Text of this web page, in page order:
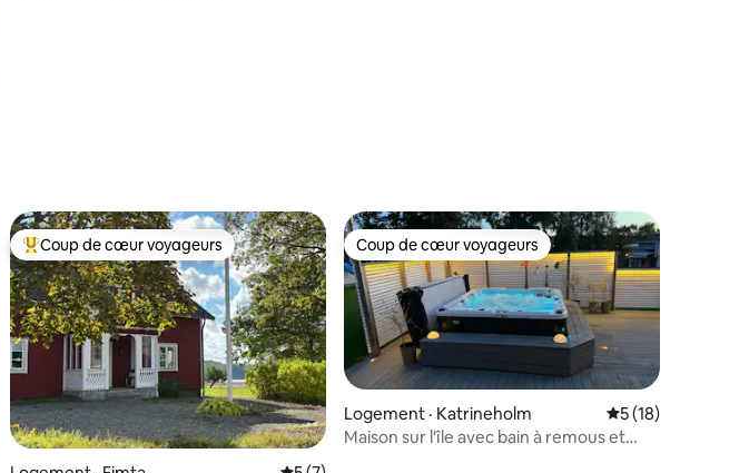
de 5 sur 5, 12 commentaires
Coup de cœur voyageurs parmi les plus aimés
Coup de cœur voyageurs Coup de cœur voyageurs
Coup de cœur voyageurs
Logement · Katrineholm Note moyenne de
5 (18)
Maison sur l'île avec bain à remous et